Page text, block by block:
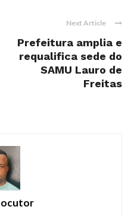
Next Article
Prefeitura amplia e
requalifica sede do
SAMU Lauro de
Freitas